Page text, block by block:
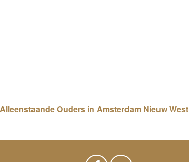
Ouders in Amsterdam Nieuw West